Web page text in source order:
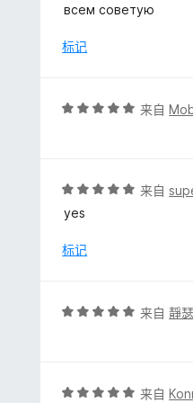
5
5
всем советую
标记
评
5
来自
评
分
/
来自
yes
标记
评
5
来自靜
评 来自